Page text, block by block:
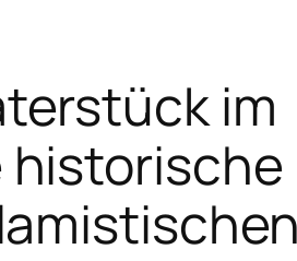
im
historische